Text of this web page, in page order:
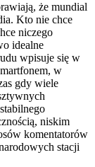
że mundial
Kto nie chce
niczego
idealne
wpisuje się w
w
gdy wiele
niskim
komentatorów
stacji